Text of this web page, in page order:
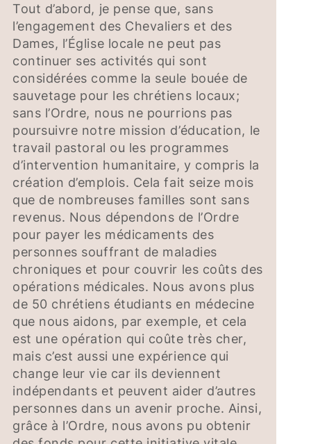
Tout d’abord, je pense que, sans
l’engagement des Chevaliers et des
Dames, l’Église locale ne peut pas
continuer ses activités qui sont
considérées comme la seule bouée de
sauvetage pour les chrétiens locaux;
sans l’Ordre, nous ne pourrions pas
poursuivre notre mission d’éducation, le
travail pastoral ou les programmes
d’intervention humanitaire, y compris la
création d’emplois. Cela fait seize mois
que de nombreuses familles sont sans
revenus. Nous dépendons de l’Ordre
pour payer les médicaments des
personnes souffrant de maladies
chroniques et pour couvrir les coûts des
opérations médicales. Nous avons plus
de 50 chrétiens étudiants en médecine
que nous aidons, par exemple, et cela
est une opération qui coûte très cher,
mais c’est aussi une expérience qui
change leur vie car ils deviennent
indépendants et peuvent aider d’autres
personnes dans un avenir proche. Ainsi,
grâce à l’Ordre, nous avons pu obtenir